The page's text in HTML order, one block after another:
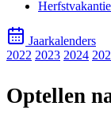
Jaarkalenders
2022 2023 2024
Optellen